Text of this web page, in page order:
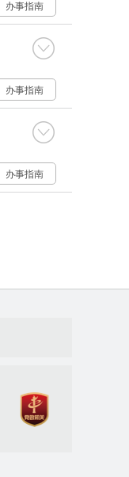
办事指南
办事指南
办事指南